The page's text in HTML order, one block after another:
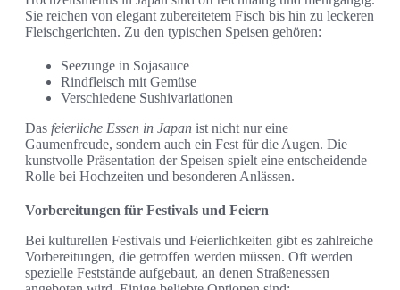
Sie reichen von elegant zubereitetem Fisch bis hin zu leckeren
Fleischgerichten. Zu den typischen Speisen gehören:
Seezunge in Sojasauce
Rindfleisch mit Gemüse
Verschiedene Sushivariationen
Das feierliche Essen in Japan ist nicht nur eine
Gaumenfreude, sondern auch ein Fest für die Augen. Die
kunstvolle Präsentation der Speisen spielt eine entscheidende
Rolle bei Hochzeiten und besonderen Anlässen.
Vorbereitungen für Festivals und Feiern
Bei kulturellen Festivals und Feierlichkeiten gibt es zahlreiche
Vorbereitungen, die getroffen werden müssen. Oft werden
spezielle Feststände aufgebaut, an denen Straßenessen